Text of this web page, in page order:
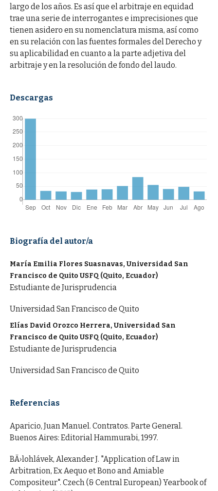
largo de los años. Es así que el arbitraje en equidad
trae una serie de interrogantes e imprecisiones que
tienen asidero en su nomenclatura misma, así como
en su relación con las fuentes formales del Derecho y
su aplicabilidad en cuanto a la parte adjetiva del
arbitraje y en la resolución de fondo del laudo.
Descargas
Biografía del autor/a
María Emilia Flores Suasnavas, Universidad San
Francisco de Quito USFQ (Quito, Ecuador)
Estudiante de Jurisprudencia
Universidad San Francisco de Quito
Elías David Orozco Herrera, Universidad San
Francisco de Quito USFQ (Quito, Ecuador)
Estudiante de Jurisprudencia
Universidad San Francisco de Quito
Referencias
Aparicio, Juan Manuel. Contratos. Parte General.
Buenos Aires: Editorial Hammurabi, 1997.
BÄ›lohlávek, Alexander J. "Application of Law in
Arbitration, Ex Aequo et Bono and Amiable
Compositeur". Czech (& Central European) Yearbook of